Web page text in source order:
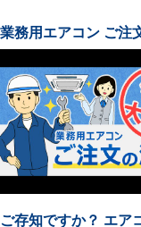
業務用エアコン ご注
ご存知ですか？ エア